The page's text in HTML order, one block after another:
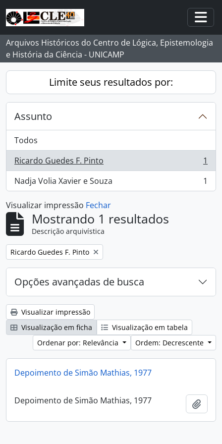
Skip to main content
Arquivos Históricos do Centro de Lógica, Epistemologia
e História da Ciência - UNICAMP
Limite seus resultados por:
Assunto
Todos
Ricardo Guedes F. Pinto
, 1 resultados
1
Nadja Volia Xavier e Souza
, 1 resultados 1
Visualizar impressão Fechar
Mostrando 1 resultados
Descrição arquivística
Remover filtro:
Ricardo Guedes F. Pinto
Opções avançadas de busca
Visualizar impressão
Visualização em ficha
Visualização em tabela
Ordenar por: Relevância
Ordem: Decrescente
Depoimento de Simão Mathias, 1977
Depoimento de Simão Mathias, 1977